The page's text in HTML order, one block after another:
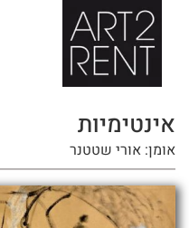
אינטימיות
אומן: אורי שטטנר